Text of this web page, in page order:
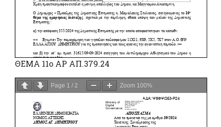
ΘΕΜΑ 11ο ΑΡ ΑΠ.379.24
Page 1 / 2 Zoom 100%